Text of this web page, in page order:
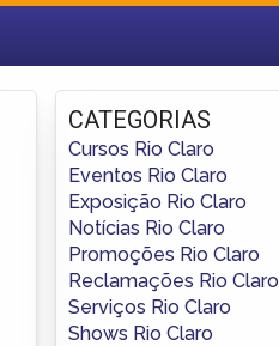
Fazer login
Criar conta
CATEGORIAS
Cursos Rio Claro
Eventos Rio Claro
Exposição Rio Claro
Notícias Rio Claro
Promoções Rio Claro
Reclamações Rio Claro
Serviços Rio Claro
Shows Rio Claro